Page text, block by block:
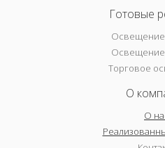
Готовые
Освещение
Торговое
О
О